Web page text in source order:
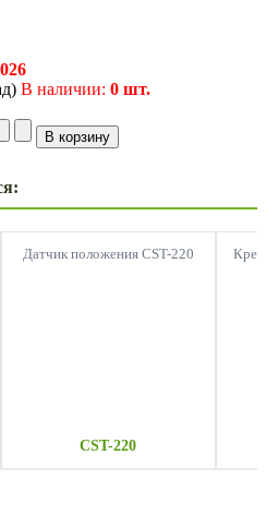
В наличии: 0 шт.
Датчик положения CST-220
CST-220